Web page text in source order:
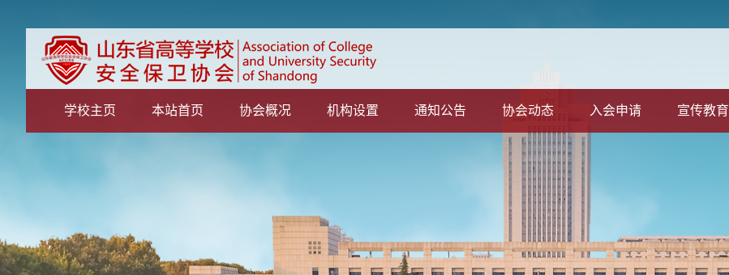
学校主页 本站首页 协会概况 机构设置 通知公告 协会动态 入会申请 宣传教育